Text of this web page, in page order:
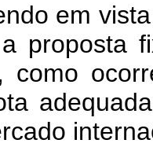
em
proposta
como